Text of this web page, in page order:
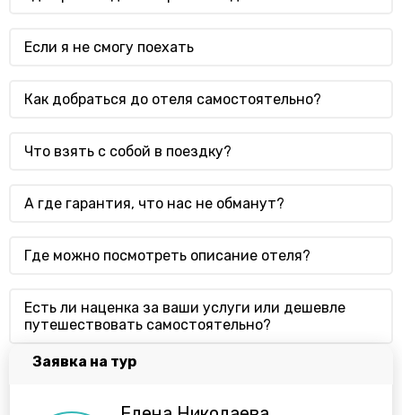
Если я не смогу поехать
Как добраться до отеля самостоятельно?
Что взять с собой в поездку?
А где гарантия, что нас не обманут?
Где можно посмотреть описание отеля?
Есть ли наценка за ваши услуги или дешевле
путешествовать самостоятельно?
Заявка на тур